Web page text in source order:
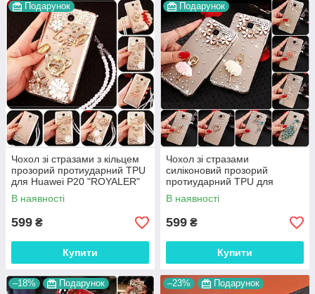
Подарунок
Чохол зі стразами з кільцем
прозорий протиударний TPU
для Huawei P20 "ROYALER"
В наявності
599 ₴
Купити
Подарунок
Чохол зі стразами
силіконовий прозорий
протиударний TPU для
Huawei P20 "DIAMOND"
В наявності
599 ₴
Купити
–18% Подарунок –23% Подарунок